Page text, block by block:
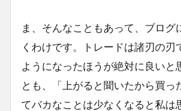
ま、そんなこともあって、ブログ
くわけです。トレードは諸刃の刃
ようになったほうが絶対に良いと
とも、「上がると聞いたから買っ
てバカなことは少なくなると私は